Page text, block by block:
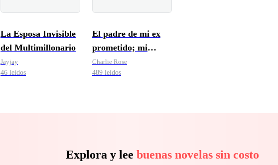
La Esposa Invisible
del Multimillonario
Jayjay
46 leídos
El padre de mi ex
prometido; mi
obsesión prohibida
Charlie Rose
489 leídos
Explora y lee buenas novelas sin costo